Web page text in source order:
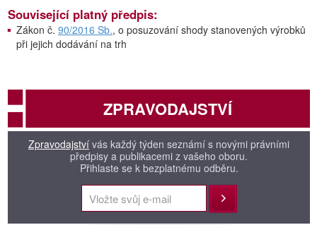
Související platný předpis:
Zákon č. 90/2016 Sb., o posuzování shody stanovených výrobků
při jejich dodávání na trh
ZPRAVODAJSTVÍ
Zpravodajství vás každý týden seznámí s novými právními
předpisy a publikacemi z vašeho oboru.
Přihlaste se k bezplatnému odběru.
Přihlásit